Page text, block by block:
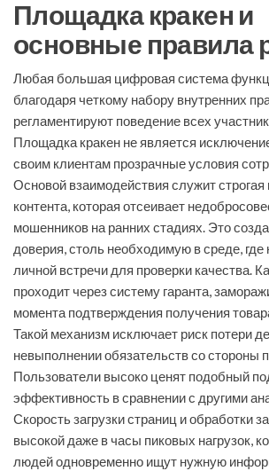
Площадка кракен и
основные правила
Любая большая цифровая система
благодаря четкому набору внутренних
регламентируют поведение всех
Площадка кракен не является
своим клиентам прозрачные условия
Основой взаимодействия служит
контента, которая отсеивает
мошенников на ранних стадиях. Это
доверия, столь необходимую в среде, где
личной встречи для проверки качества.
проходит через систему гаранта,
момента подтверждения получения
Такой механизм исключает риск потери
невыполнении обязательств со стороны
Пользователи высоко ценят подобный
эффективность в сравнении с другими
Скорость загрузки страниц и обработки
высокой даже в часы пиковых нагрузок,
людей одновременно ищут нужную